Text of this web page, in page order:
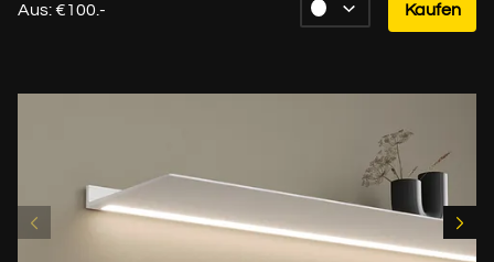
Aus: €100.- Kaufen